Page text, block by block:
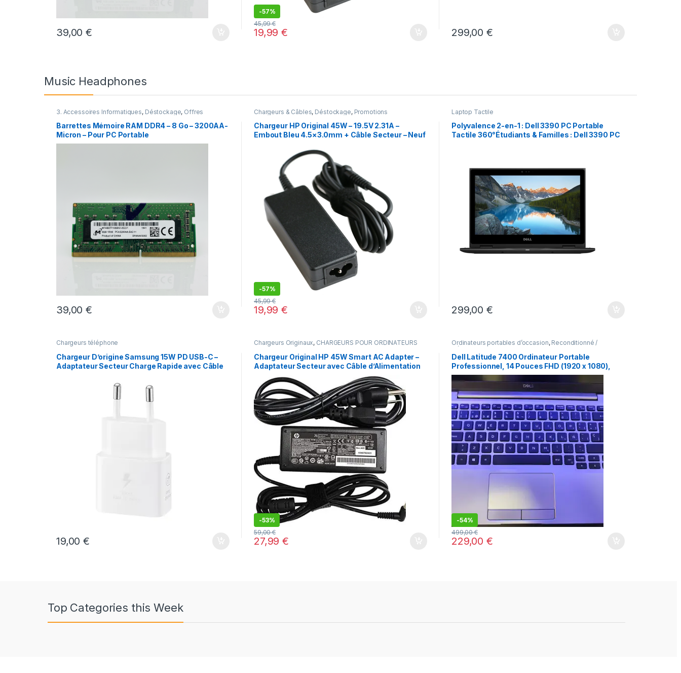
39,00€
-57%
19,99€
45,99€
299,00€
Music Headphones
3. Accessoires Informatiques, Déstockage, Offres
Barrettes Mémoire RAM DDR4 – 8 Go – 3200AA-
Micron – Pour PC Portable
39,00€
Chargeurs & Câbles, Déstockage, Promotions
Chargeur HP Original 45W – 19.5V 2.31A –
Embout Bleu 4.5×3.0mm + Câble Secteur – Neuf
-57%
19,99€
45,99€
Laptop Tactile
Polyvalence 2-en-1 : Dell 3390 PC Portable
Tactile 360°Étudiants & Familles : Dell 3390 PC
299,00€
Chargeurs téléphone
Chargeur D’origine Samsung 15W PD USB-C –
Adaptateur Secteur Charge Rapide avec Câble
19,00€
Chargeurs Originaux, CHARGEURS POUR ORDINATEURS
Chargeur Original HP 45W Smart AC Adapter –
Adaptateur Secteur avec Câble d’Alimentation
-53%
27,99€
59,00€
Ordinateurs portables d’occasion, Reconditionné /
Déstockage
Dell Latitude 7400 Ordinateur Portable
Professionnel, 14 Pouces FHD (1920 x 1080), ‌
Intel Core i7-8565U, 8 Go de RAM, 256 Go SSD,
CAM, Windows 11 Pro (reconditionné)
-54%
229,00€
499,00€
Top Categories this Week